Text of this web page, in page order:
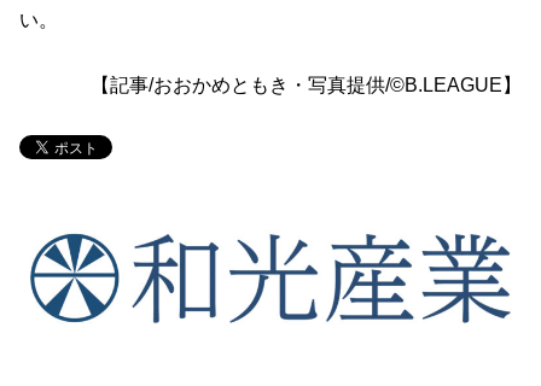
い。
【記事/おおかめともき・写真提供/©B.LEAGUE】